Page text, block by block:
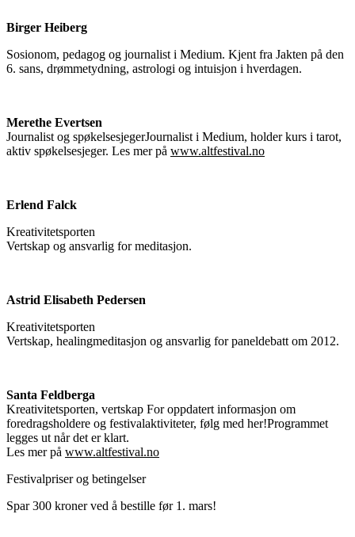
Birger Heiberg
Sosionom, pedagog og journalist i Medium. Kjent fra Jakten på den
6. sans, drømmetydning, astrologi og intuisjon i hverdagen.
Merethe Evertsen
Journalist og spøkelsesjegerJournalist i Medium, holder kurs i tarot,
aktiv spøkelsesjeger. Les mer på www.altfestival.no
Erlend Falck
Kreativitetsporten
Vertskap og ansvarlig for meditasjon.
Astrid Elisabeth Pedersen
Kreativitetsporten
Vertskap, healingmeditasjon og ansvarlig for paneldebatt om 2012.
Santa Feldberga
Kreativitetsporten, vertskap For oppdatert informasjon om
foredragsholdere og festivalaktiviteter, følg med her!Programmet
legges ut når det er klart.
Les mer på www.altfestival.no
Festivalpriser og betingelser
Spar 300 kroner ved å bestille før 1. mars!